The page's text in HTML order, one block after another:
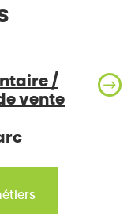
/
vente